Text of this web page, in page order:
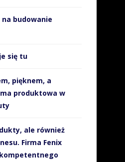
na budowanie
się tu
pięknem, a
produktowa w
ale również
Firma Fenix